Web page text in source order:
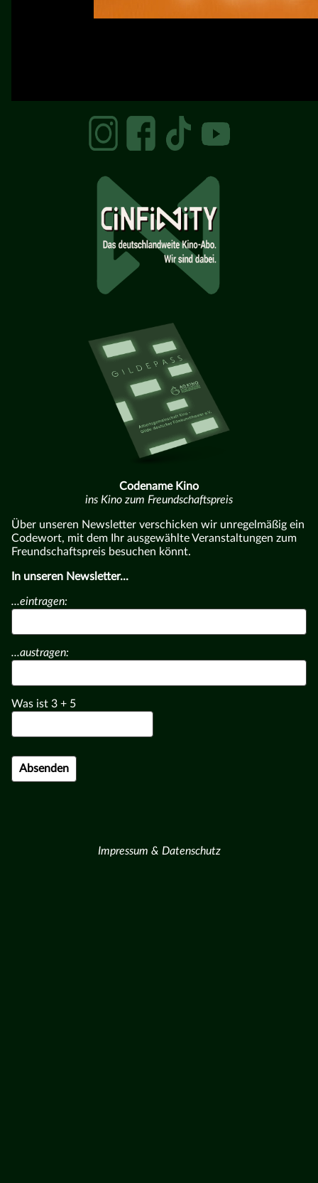
Codename Kino
ins Kino zum Freundschaftspreis
Über unseren Newsletter verschicken wir unregelmäßig ein
Codewort, mit dem Ihr ausgewählte Veranstaltungen zum
Freundschaftspreis besuchen könnt.
In unseren Newsletter...
...eintragen:
...austragen:
Was ist 3 + 5
Impressum & Datenschutz